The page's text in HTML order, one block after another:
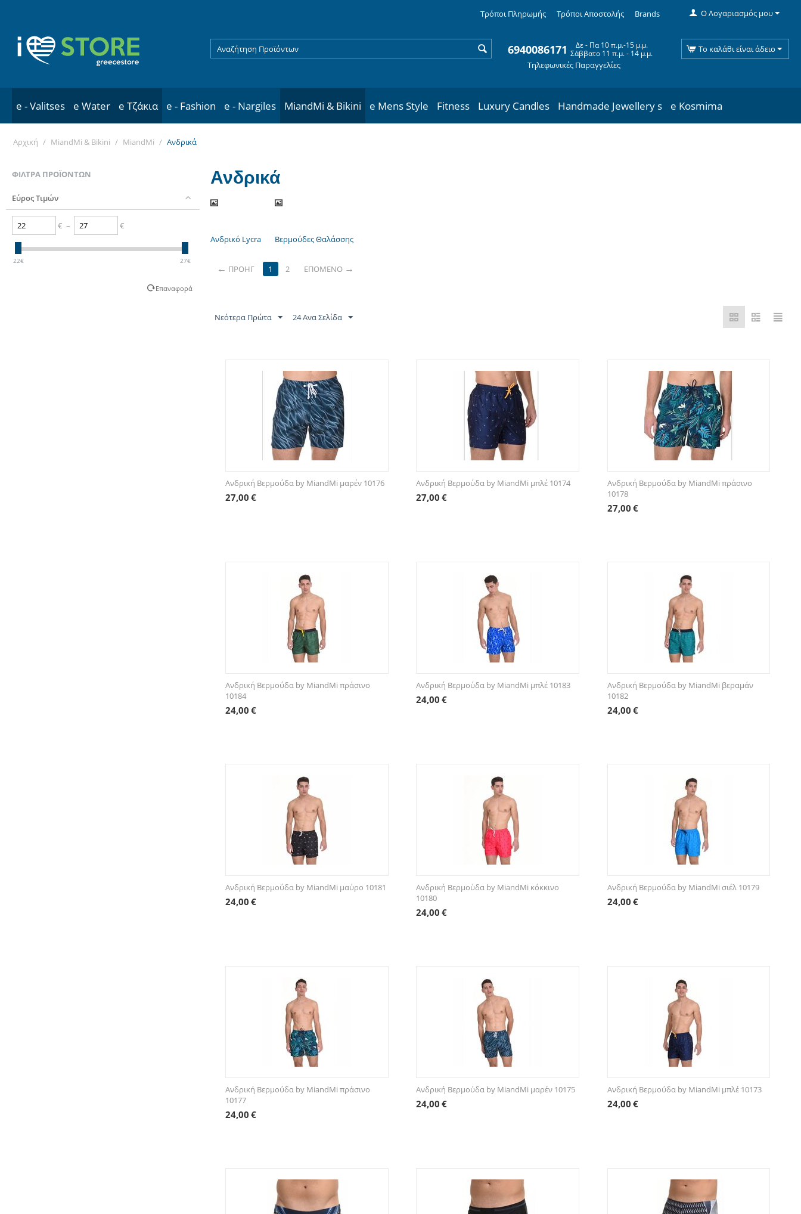
Ο Λογαριασμός μου
Τρόποι Πληρωμής Τρόποι Αποστολής Brands
6940086171
Δε - Πα 10 π.μ.-15 μ.μ.
Σάββατο 11 π.μ. - 14 μ.μ.
Τηλεφωνικές Παραγγελίες
Το καλάθι είναι άδειο
e - Valitses e Water e Τζάκια e - Fashion e - Nargiles MiandMi & Bikini e Mens Style Fitness Luxury Candles Handmade Jewellery s e Kosmima
Αρχική / MiandMi & Bikini / MiandMi / Ανδρικά
ΦΊΛΤΡΑ ΠΡΟΪΌΝΤΩΝ
Εύρος Τιμών
€ – €
22€ 27€
Επαναφορά
Ανδρικά
Ανδρικό Lycra Βερμούδες Θαλάσσης
ΠΡΟΗΓ 1 2 ΕΠΌΜΕΝΟ
Νεότερα Πρώτα 24 Ανα Σελίδα
Ανδρική Βερμούδα by MiandMi μαρέν 10176
27,00 €
Ανδρική Βερμούδα by MiandMi μπλέ 10174
27,00 €
Ανδρική Βερμούδα by MiandMi πράσινο
10178
27,00 €
Ανδρική Βερμούδα by MiandMi πράσινο
10184
24,00 €
Ανδρική Βερμούδα by MiandMi μπλέ 10183
24,00 €
Ανδρική Βερμούδα by MiandMi βεραμάν
10182
24,00 €
Ανδρική Βερμούδα by MiandMi μαύρο 10181
24,00 €
Ανδρική Βερμούδα by MiandMi κόκκινο
10180
24,00 €
Ανδρική Βερμούδα by MiandMi σιέλ 10179
24,00 €
Ανδρική Βερμούδα by MiandMi πράσινο
10177
24,00 €
Ανδρική Βερμούδα by MiandMi μαρέν 10175
24,00 €
Ανδρική Βερμούδα by MiandMi μπλέ 10173
24,00 €